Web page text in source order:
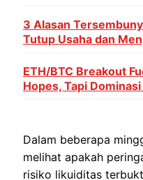
3 Alasan
Tutup Usaha dan
ETH/BTC Breakout
Hopes, Tapi
Dalam beberapa
melihat apakah
risiko likuiditas